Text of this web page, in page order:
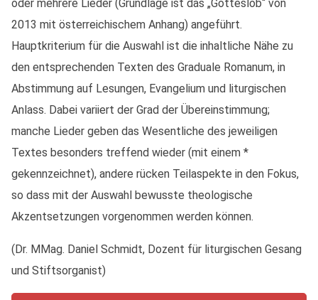
oder mehrere Lieder (Grundlage ist das „Gotteslob“ von
2013 mit österreichischem Anhang) angeführt.
Hauptkriterium für die Auswahl ist die inhaltliche Nähe zu
den entsprechenden Texten des Graduale Romanum, in
Abstimmung auf Lesungen, Evangelium und liturgischen
Anlass. Dabei variiert der Grad der Übereinstimmung;
manche Lieder geben das Wesentliche des jeweiligen
Textes besonders treffend wieder (mit einem *
gekennzeichnet), andere rücken Teilaspekte in den Fokus,
so dass mit der Auswahl bewusste theologische
Akzentsetzungen vorgenommen werden können.
(Dr. MMag. Daniel Schmidt, Dozent für liturgischen Gesang
und Stiftsorganist)